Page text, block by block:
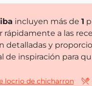
incluyen más de 1
a las
detalladas y
de inspiración para
locrio de chicharron